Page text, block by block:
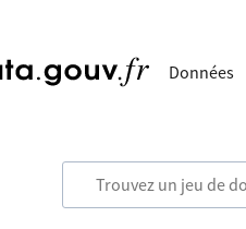
Données